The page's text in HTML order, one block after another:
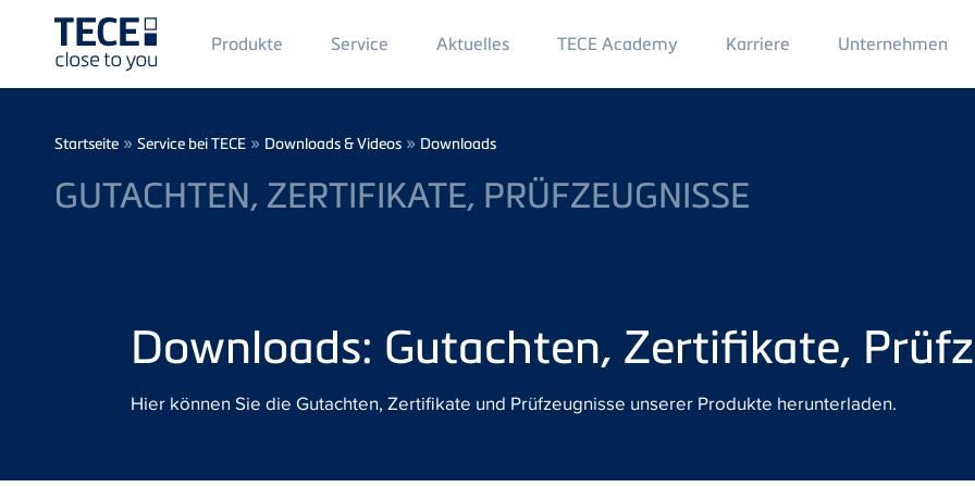
Main
Menü
1
Produkte Service Aktuelles TECE Academy Main
Menu
2
Karriere Unternehmen
Breadcrumb
Startseite » Service bei TECE » Downloads & Videos » Downloads
GUTACHTEN, ZERTIFIKATE, PRÜFZEUGNISSE
Downloads: Gutachten, Zertifikate,
Hier können Sie die Gutachten, Zertifikate und Prüfzeugnisse unserer Produkte herunterladen.